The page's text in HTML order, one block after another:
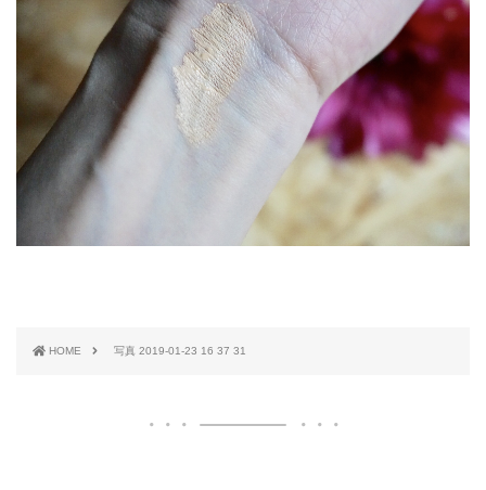
HOME 写真 2019-01-23 16 37 31